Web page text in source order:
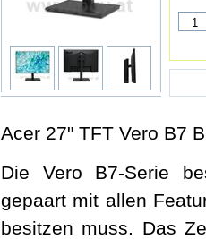
Acer 27" TFT Vero B7
Die Vero B7-Serie
gepaart mit allen
besitzen muss. Das